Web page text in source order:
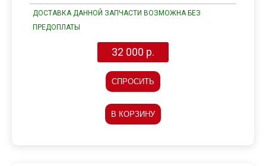
ДОСТАВКА ДАННОЙ ЗАПЧАСТИ ВОЗМОЖНА БЕЗ
ПРЕДОПЛАТЫ
32 000 р.
СПРОСИТЬ
В КОРЗИНУ